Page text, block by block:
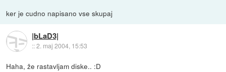
ker je cudno napisano vse skupaj
|bLaD3|
::2. maj 2004, 15:53
Haha, že rastavljam diske.. :D